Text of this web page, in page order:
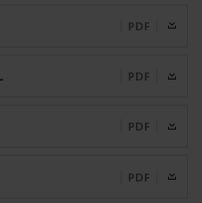
PDF
PDF
PDF
PDF